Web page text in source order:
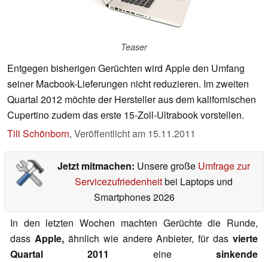
Teaser
Entgegen bisherigen Gerüchten wird Apple den Umfang
seiner Macbook-Lieferungen nicht reduzieren. Im zweiten
Quartal 2012 möchte der Hersteller aus dem kalifornischen
Cupertino zudem das erste 15-Zoll-Ultrabook vorstellen.
Till Schönborn, Veröffentlicht am 15.11.2011
Jetzt mitmachen: Unsere große Umfrage zur
Servicezufriedenheitbei Laptops und
Smartphones 2026
In den letzten Wochen machten Gerüchte die Runde,
dass Apple, ähnlich wie andere Anbieter, für das vierte
Quartal 2011
eine sinkende